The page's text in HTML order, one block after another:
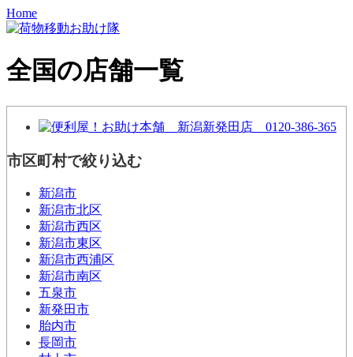
Home
全国の店舗一覧
市区町村で絞り込む
新潟市
新潟市北区
新潟市西区
新潟市東区
新潟市西浦区
新潟市南区
五泉市
新発田市
胎内市
長岡市